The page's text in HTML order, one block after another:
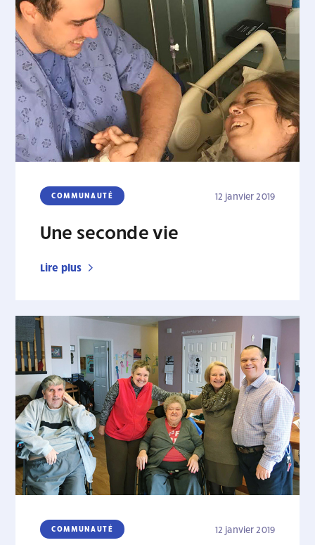
COMMUNAUTÉ 12 janvier 2019
Une seconde vie
Lire plus
COMMUNAUTÉ 12 janvier 2019